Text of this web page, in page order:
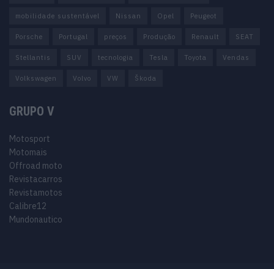
mobilidade sustentável Nissan Opel Peugeot
Porsche Portugal preços Produção Renault SEAT
Stellantis SUV tecnologia Tesla Toyota Vendas
Volkswagen Volvo VW Škoda
GRUPO V
Motosport
Motomais
Offroad moto
Revistacarros
Revistamotos
Calibre12
Mundonautico